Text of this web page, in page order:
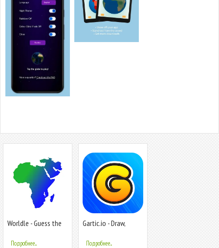
Worldle - Guess the
Подробнее...
Gartic.io - Draw,
Подробнее...